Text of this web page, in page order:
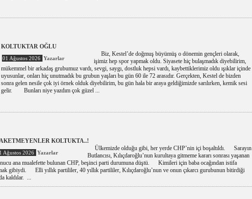
KOLTUKTAR OĞLU
01 Ağustos 2026 Yazarlar
Biz, Kestel’de doğmuş büyümüş o dönemin gençleri olarak,
işimiz hep spor yapmak oldu. Siyasete hiç bulaşmadık diyebilirim,
mükemmel bir arkadaş grubumuz vardı, sevgi, saygı, dostluk hepsi vardı, kaybettiklerimiz oldu ışıklar içinde
uyusunlar, onları hiç unutmadık bu grubun yaşları bu gün 60 ile 72 arasıdır. Gerçekten, Kestel de bizden
sonra gelen nesile çok iyi örnek olduk diyebilirim, bu gün hala bir araya geldiğimizde sarılırken, kemik sesi
gelir. Bunları niye yazdım çok güzel ...
KOLTUKTA..!
Ağustos 2026 Yazarlar
Ülkemizde olduğu gibi, her yerde CHP’nin içi boşaltıldı. Sarayın
Butlancısı, Kılıçdaroğlu’nun kurultaya gitmeme kararı sonrası yaşanan
ana mualefette bulunan CHP, beşinci parti durumuna düştü. Kimileri için baba ocağından istifa
gibiydi. Elli yıllık partililer, 40 yıllık partililer, Kılıçdaroğlu’nun ve onun çıkarcı gurubunun bitirdiği
kaldılar. ...